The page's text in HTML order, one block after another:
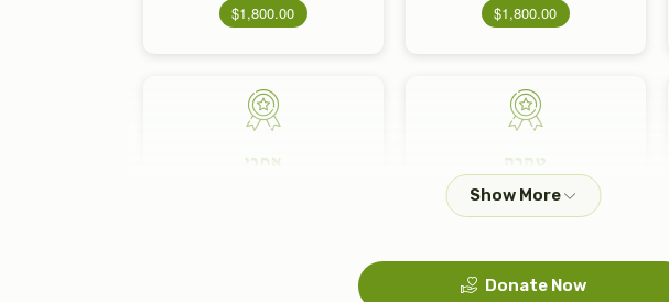
$1,800.00
$1,800.00
טהרה
$1,800.00
אחרי
Donate Now